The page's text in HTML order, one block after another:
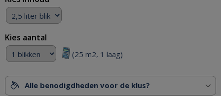
Kies aantal
(25 m2, 1 laag)
Alle benodigdheden voor de klus?